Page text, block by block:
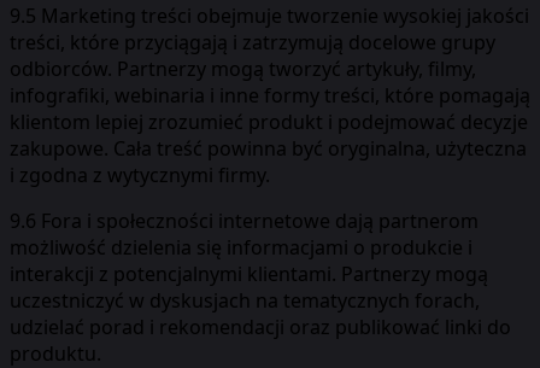
9.5 Marketing treści obejmuje tworzenie wysokiej jakości
treści, które przyciągają i zatrzymują docelowe grupy
odbiorców. Partnerzy mogą tworzyć artykuły, filmy,
infografiki, webinaria i inne formy treści, które pomagają
klientom lepiej zrozumieć produkt i podejmować decyzje
zakupowe. Cała treść powinna być oryginalna, użyteczna
i zgodna z wytycznymi firmy.
9.6 Fora i społeczności internetowe dają partnerom
możliwość dzielenia się informacjami o produkcie i
interakcji z potencjalnymi klientami. Partnerzy mogą
uczestniczyć w dyskusjach na tematycznych forach,
udzielać porad i rekomendacji oraz publikować linki do
produktu.